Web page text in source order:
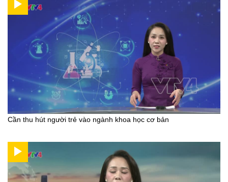
Cần thu hút người trẻ vào ngành khoa học cơ bản